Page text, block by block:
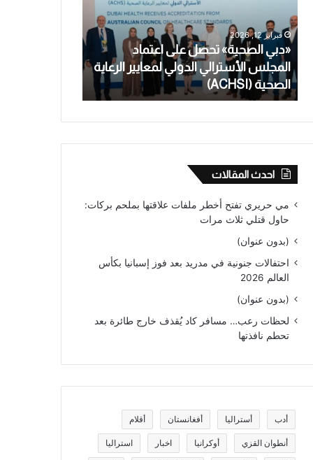
المجلس
الأسترالي
الدولي
لمعايير
الرعاية
الصحية
فبراير 12, 2026
«دبي الصحية» تحصل على اعتماد
المجلس الأسترالي الدولي لمعايير الرعاية
الصحية (ACHSI)
الجنسي
طالب
لأكثر
احدث المقالات
مي حريري تفتح أخطر ملفات علاقتها بملحم بركات:
حاول قتلي ثلاث مرات
(بدون عنوان)
احتفالات جنونية في مدريد بعد فوز إسبانيا بكأس
العالم 2026
(بدون عنوان)
لحظات رعب… مسافر كاد يُقذف خارج طائرة بعد
تحطم نافذتها
أدب أستراليا أفغانستان أقلام
أنطوان القزي أوكرانيا اخبار استراليا